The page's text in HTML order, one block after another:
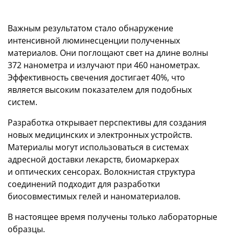
Важным результатом стало обнаружение
интенсивной люминесценции полученных
материалов. Они поглощают свет на длине волны
372 нанометра и излучают при 460 нанометрах.
Эффективность свечения достигает 40%, что
является высоким показателем для подобных
систем.
Разработка открывает перспективы для создания
новых медицинских и электронных устройств.
Материалы могут использоваться в системах
адресной доставки лекарств, биомаркерах
и оптических сенсорах. Волокнистая структура
соединений подходит для разработки
биосовместимых гелей и наноматериалов.
В настоящее время получены только лабораторные
образцы.